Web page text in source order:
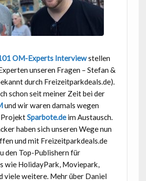
OM-Experts Interviewstellen
unseren Fragen – Stefan &
durch Freizeitparkdeals.de).
schon seit meiner Zeit bei der
und wir waren damals wegen
ProjektSparbote.deim Austausch.
haben sich unseren Wege nun
und mit Freizeitparkdeals.de
den Top-Publishern für
wie HolidayPark, Moviepark,
viele weitere. Mehr über Daniel